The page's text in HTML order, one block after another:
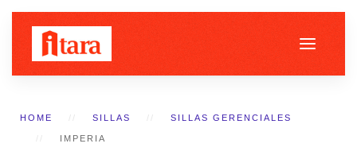
HOME SILLAS SILLAS GERENCIALES
IMPERIA